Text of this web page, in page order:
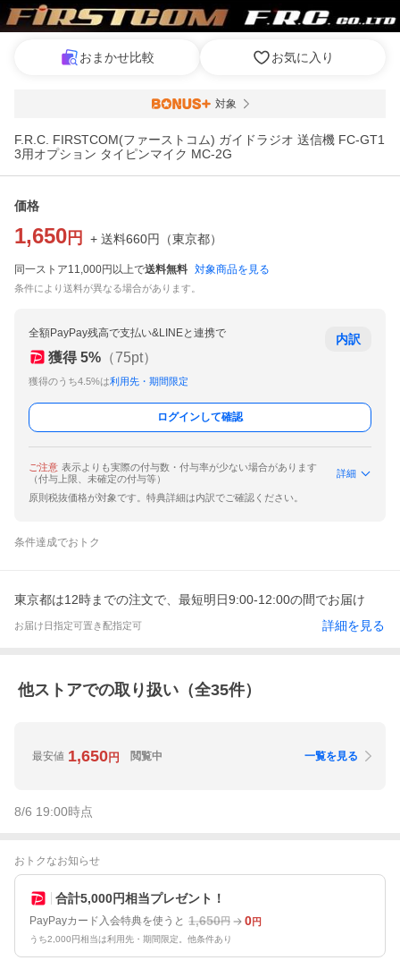
おまかせ比較 お気に入り
対象
F.R.C. FIRSTCOM(ファーストコム) ガイドラジオ 送信機 FC-GT1
3用オプション タイピンマイク MC-2G
価格
1,650 円 + 送料660円 （東京都）
同一ストア11,000円以上で送料無料 対象商品を見る
条件により送料が異なる場合があります。
全額PayPay残高で支払い&LINEと連携で
獲得 5% （75pt）
獲得のうち4.5%は利用先・期間限定
内訳
ログインして確認
ご注意 表示よりも実際の付与数・付与率が少ない場合があります
（付与上限、未確定の付与等）
詳細
原則税抜価格が対象です。特典詳細は内訳でご確認ください。
条件達成でおトク
東京都は12時までの注文で、最短明日9:00-12:00の間でお届け
お届け日指定可置き配指定可 詳細を見る
他ストアでの取り扱い（全35件）
最安値 1,650円 閲覧中 一覧を見る
8/6 19:00時点
おトクなお知らせ
合計5,000円相当プレゼント！
PayPayカード入会特典を使うと 1,650円 0円
うち2,000円相当は利用先・期間限定。他条件あり